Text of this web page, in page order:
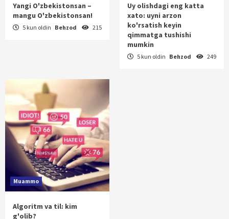
Yangi O'zbekistonsan –
mangu O'zbekistonsan!
5 kun oldin Behzod 215
Uy olishdagi eng katta
xato: uyni arzon
ko'rsatish keyin
qimmatga tushishi
mumkin
5 kun oldin Behzod 249
Muammo
Algoritm va til: kim
g'olib?